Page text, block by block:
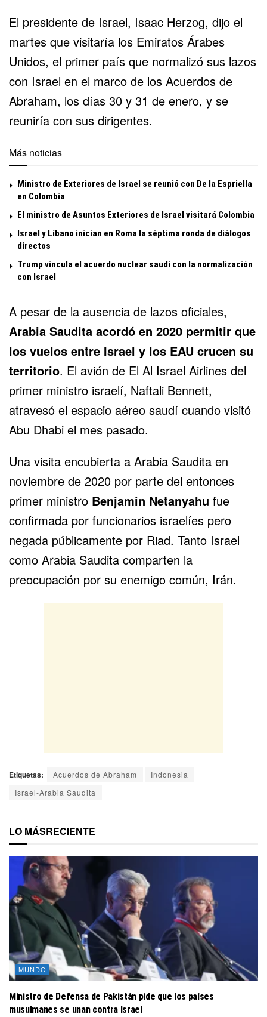
El presidente de Israel, Isaac Herzog, dijo el
martes que visitaría los Emiratos Árabes
Unidos, el primer país que normalizó sus lazos
con Israel en el marco de los Acuerdos de
Abraham, los días 30 y 31 de enero, y se
reuniría con sus dirigentes.
Más noticias
Ministro de Exteriores de Israel se reunió con De la Espriella
en Colombia
El ministro de Asuntos Exteriores de Israel visitará Colombia
Israel y Líbano inician en Roma la séptima ronda de diálogos
directos
Trump vincula el acuerdo nuclear saudí con la normalización
con Israel
A pesar de la ausencia de lazos oficiales,
Arabia Saudita acordó en 2020 permitir que
los vuelos entre Israel y los EAU crucen su
territorio. El avión de El Al Israel Airlines del
primer ministro israelí, Naftali Bennett,
atravesó el espacio aéreo saudí cuando visitó
Abu Dhabi el mes pasado.
Una visita encubierta a Arabia Saudita en
noviembre de 2020 por parte del entonces
primer ministro Benjamin Netanyahu fue
confirmada por funcionarios israelíes pero
negada públicamente por Riad. Tanto Israel
como Arabia Saudita comparten la
preocupación por su enemigo común, Irán.
Etiquetas: Acuerdos de Abraham
Indonesia
Israel-Arabia Saudita
LO MÁSRECIENTE
MUNDO
Ministro de Defensa de Pakistán pide que los países
musulmanes se unan contra Israel